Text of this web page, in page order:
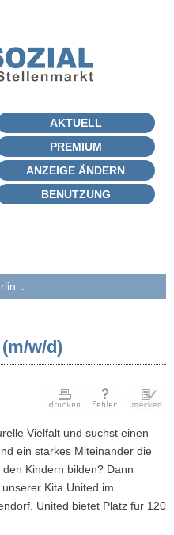
AKTUELL
PREMIUM
ANZEIGE ÄNDERN
BENUTZUNG
:
w/d)
Vielfalt und suchst einen
ein starkes Miteinander die
Kindern bilden? Dann
Kita United im
United bietet Platz für 120